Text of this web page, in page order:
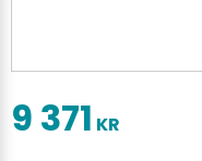
9 371 KR